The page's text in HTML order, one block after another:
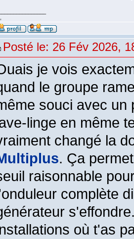
Posté le: 26 Fév 2026,
je vois
le groupe
souci avec un
linge en même
changé la
. Ça
raisonnable
complète
où t'as